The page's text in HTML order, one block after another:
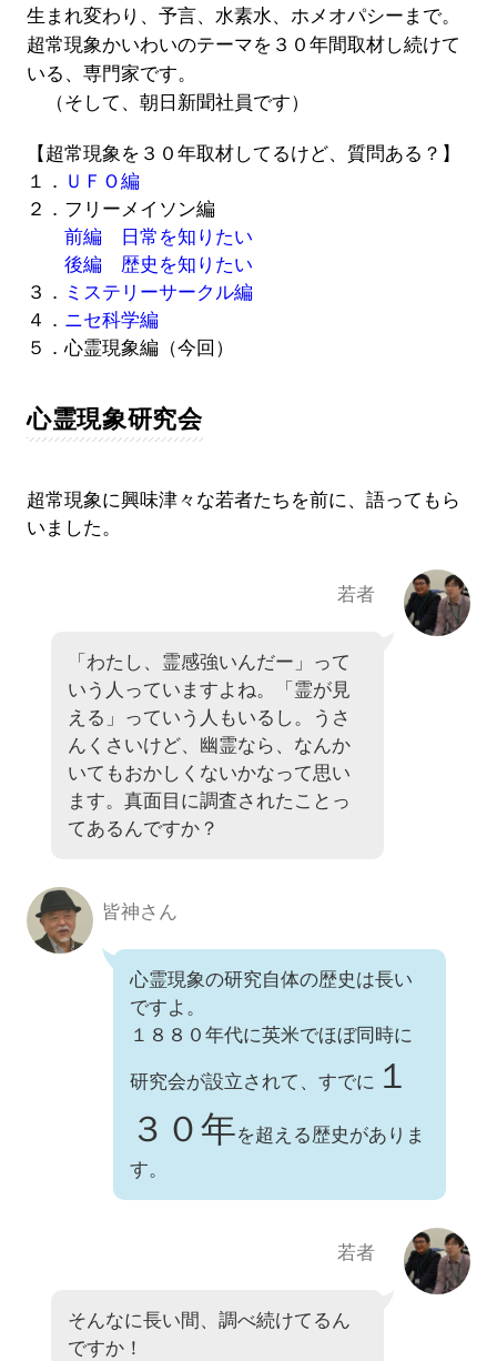
生まれ変わり、予言、水素水、ホメオパシーまで。
超常現象かいわいのテーマを３０年間取材し続けて
いる、専門家です。
（そして、朝日新聞社員です）
【超常現象を３０年取材してるけど、質問ある？】
１． ＵＦＯ編
２．フリーメイソン編
前編 日常を知りたい
後編 歴史を知りたい
３． ミステリーサークル編
４． ニセ科学編
５．心霊現象編（今回）
心霊現象研究会
超常現象に興味津々な若者たちを前に、語ってもら
いました。
若者
「わたし、霊感強いんだー」って
いう人っていますよね。「霊が見
える」っていう人もいるし。うさ
んくさいけど、幽霊なら、なんか
いてもおかしくないかなって思い
ます。真面目に調査されたことっ
てあるんですか？
皆神さん
心霊現象の研究自体の歴史は長い
ですよ。
１８８０年代に英米でほぼ同時に
研究会が設立されて、すでに １
３０年を超える歴史がありま
す。
若者
そんなに長い間、調べ続けてるん
ですか！